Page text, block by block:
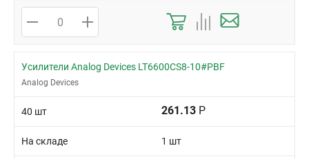
Усилители Analog Devices LT6600CS8-10#PBF
Analog Devices
40 шт 261.13 Р
На складе 1 шт